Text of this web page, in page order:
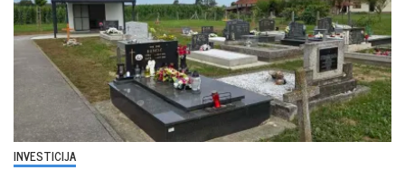
INVESTICIJA